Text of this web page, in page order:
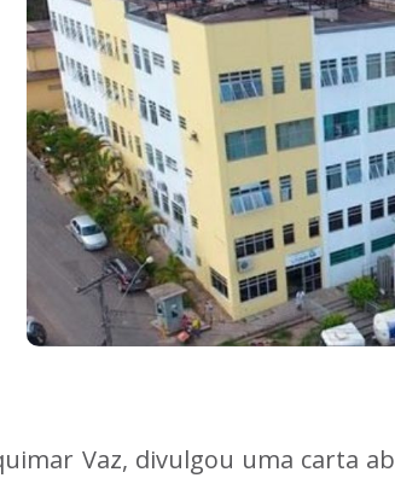
Vaz, divulgou uma carta